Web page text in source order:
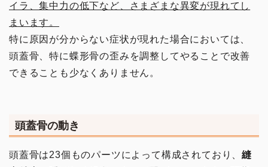
イラ、集中力の低下など、さまざまな異変が現れてし
まいます。
特に原因が分からない症状が現れた場合においては、
頭蓋骨、特に蝶形骨の歪みを調整してやることで改善
できることも少なくありません。
頭蓋骨の動き
頭蓋骨は23個ものパーツによって構成されており、縫